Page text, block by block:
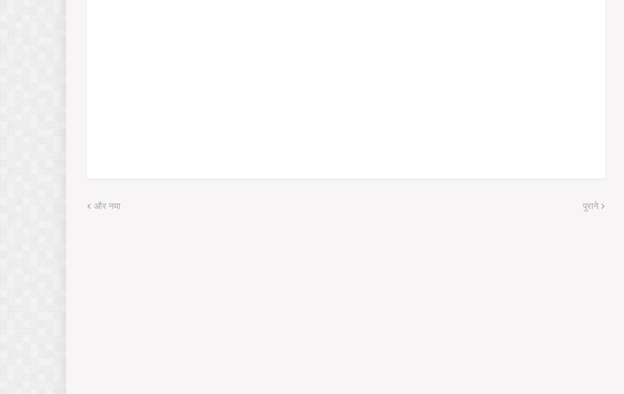
और नया पुराने